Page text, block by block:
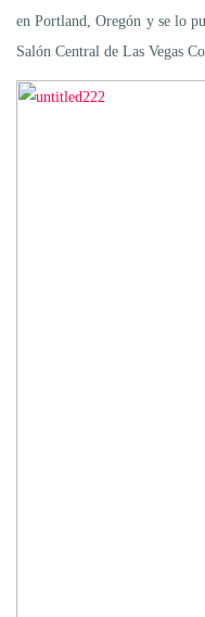
en Portland, Oregón y se lo
Salón Central de Las Vegas